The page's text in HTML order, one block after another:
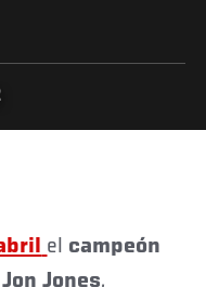
el campeón
Jon Jones,